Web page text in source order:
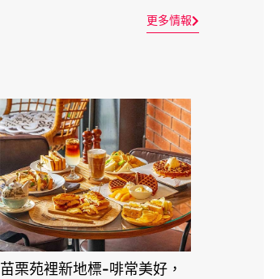
更多情報
苗栗苑裡新地標-啡常美好，